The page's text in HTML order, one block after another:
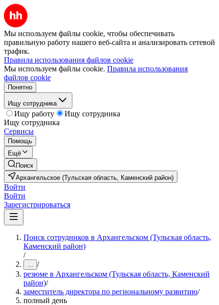
Мы используем файлы cookie, чтобы обеспечивать
правильную работу нашего веб-сайта и анализировать сетевой
трафик.
Правила использования файлов cookie
Мы используем файлы cookie. Правила использования
файлов cookie
Понятно
Ищу сотрудника
Ищу работу
Ищу сотрудника
Ищу сотрудника
Сервисы
Помощь
Ещё
Поиск
Архангельское (Тульская область, Каменский район)
Войти
Войти
Зарегистрироваться
Поиск сотрудников в Архангельском (Тульская область,
Каменский район)
/
... /
резюме в Архангельском (Тульская область, Каменский
район)/
заместитель директора по региональному развитию/
полный день